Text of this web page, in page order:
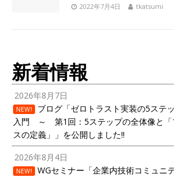
2022年7月4日 tkatsumi
新着情報
2026年8月7日
NEW!
ブログ「ゼロトラスト実装の5ステ
入門 ～ 第1回：5ステップの全体像と「
スの定義」」を公開しました!!
2026年8月4日
NEW!
WGセミナー「企業内技術コミュニ